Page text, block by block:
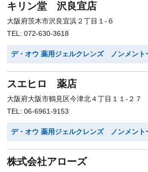
キリン堂 沢良宜店
大阪府茨木市沢良宜浜２丁目１-６
TEL: 072-630-3618
デ・オウ 薬用ジェルクレンズ ノンメン
スエヒロ 薬店
大阪府大阪市鶴見区今津北４丁目１１-２７
TEL: 06-6961-9153
デ・オウ 薬用ジェルクレンズ ノンメン
株式会社アローズ